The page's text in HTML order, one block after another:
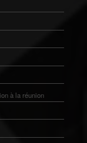
à la réunion